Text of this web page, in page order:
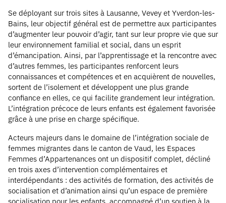
Se déployant sur trois sites à Lausanne, Vevey et Yverdon-les-
Bains, leur objectif général est de permettre aux participantes
d’augmenter leur pouvoir d’agir, tant sur leur propre vie que sur
leur environnement familial et social, dans un esprit
d’émancipation. Ainsi, par l’apprentissage et la rencontre avec
d’autres femmes, les participantes renforcent leurs
connaissances et compétences et en acquièrent de nouvelles,
sortent de l’isolement et développent une plus grande
confiance en elles, ce qui facilite grandement leur intégration.
L’intégration précoce de leurs enfants est également favorisée
grâce à une prise en charge spécifique.
Acteurs majeurs dans le domaine de l’intégration sociale de
femmes migrantes dans le canton de Vaud, les Espaces
Femmes d’Appartenances ont un dispositif complet, décliné
en trois axes d’intervention complémentaires et
interdépendants : des activités de formation, des activités de
socialisation et d’animation ainsi qu’un espace de première